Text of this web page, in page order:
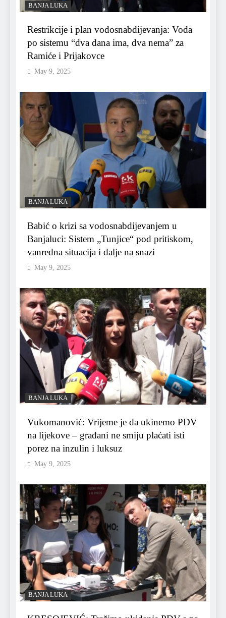
BANJA LUKA
Restrikcije i plan vodosnabdijevanja: Voda
po sistemu “dva dana ima, dva nema” za
Ramiće i Prijakovce
May 9, 2025
BANJA LUKA
Babić o krizi sa vodosnabdijevanjem u
Banjaluci: Sistem „Tunjice“ pod pritiskom,
vanredna situacija i dalje na snazi
May 9, 2025
BANJA LUKA
Vukomanović: Vrijeme je da ukinemo PDV
na lijekove – građani ne smiju plaćati isti
porez na inzulin i luksuz
May 9, 2025
BANJA LUKA